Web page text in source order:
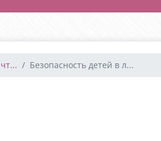
Безопасность детей в л...